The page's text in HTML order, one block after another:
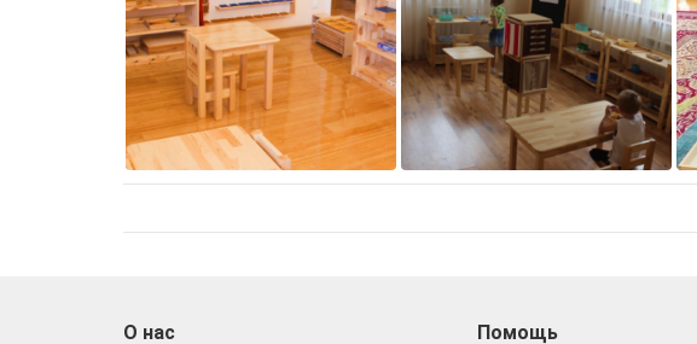
О нас Помощь